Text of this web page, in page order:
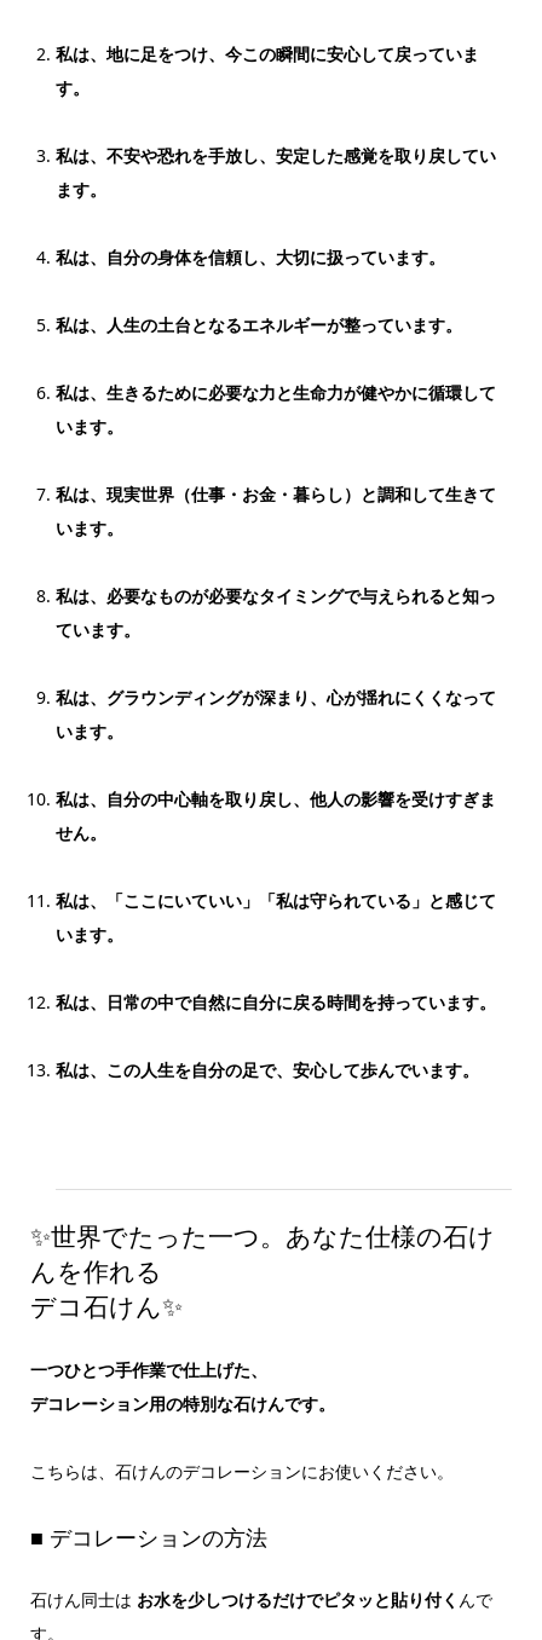
私は、地に足をつけ、今この瞬間に安心して戻っていま
す。
私は、不安や恐れを手放し、安定した感覚を取り戻してい
ます。
私は、自分の身体を信頼し、大切に扱っています。
私は、人生の土台となるエネルギーが整っています。
私は、生きるために必要な力と生命力が健やかに循環して
います。
私は、現実世界（仕事・お金・暮らし）と調和して生きて
います。
私は、必要なものが必要なタイミングで与えられると知っ
ています。
私は、グラウンディングが深まり、心が揺れにくくなって
います。
私は、自分の中心軸を取り戻し、他人の影響を受けすぎま
せん。
私は、「ここにいていい」「私は守られている」と感じて
います。
私は、日常の中で自然に自分に戻る時間を持っています。
私は、この人生を自分の足で、安心して歩んでいます。
✨世界でたった一つ。あなた仕様の石け
んを作れる
デコ石けん✨
一つひとつ手作業で仕上げた、
デコレーション用の特別な石けんです。
こちらは、石けんのデコレーションにお使いください。
■ デコレーションの方法
石けん同士は お水を少しつけるだけでピタッと貼り付く んで
す。